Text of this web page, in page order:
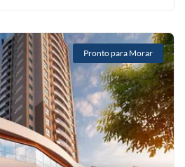
Pronto para Morar